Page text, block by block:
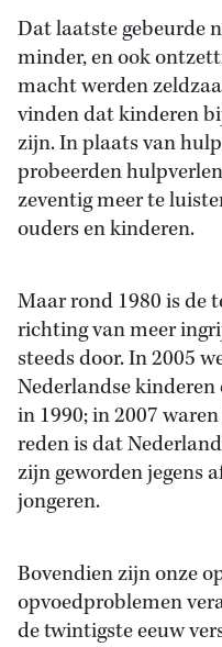
Dat laatste gebeurde
minder, en ook
macht werden
vinden dat kinderen
zijn. In plaats van
probeerden
zeventig meer te
ouders en kinderen.
Maar rond 1980 is de
richting van meer
steeds door. In 2005
Nederlandse
in 1990; in 2007
reden is dat
zijn geworden jegens
jongeren.
Bovendien zijn onze
opvoedproblemen
de twintigste eeuw